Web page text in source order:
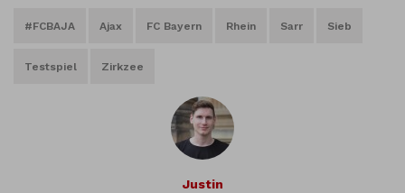
#FCBAJA Ajax FC Bayern Rhein Sarr Sieb
Testspiel Zirkzee
Justin